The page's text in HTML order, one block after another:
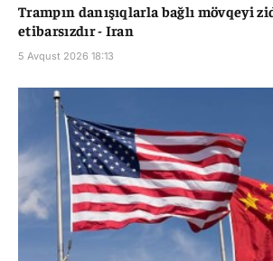
Trampın danışıqlarla bağlı mövqeyi
etibarsızdır - Iran
5 Avqust 2026 18:13